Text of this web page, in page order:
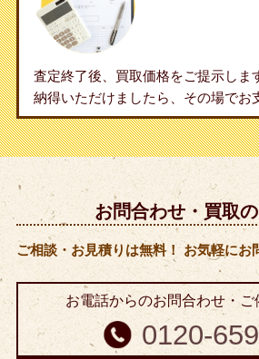
査定終了後、買取価格をご提示しま
納得いただけましたら、その場でお
お問合わせ・買取
ご相談・お見積りは無料！ お気軽にお
お電話からのお問合わせ・ご
0120-